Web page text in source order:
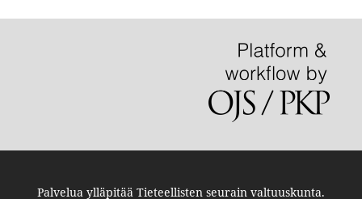
Palvelua ylläpitää Tieteellisten seurain valtuuskunta.